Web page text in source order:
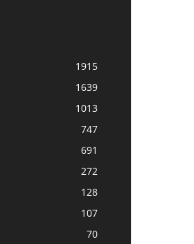
1915
1639
1013
747
691
272
128
107
70